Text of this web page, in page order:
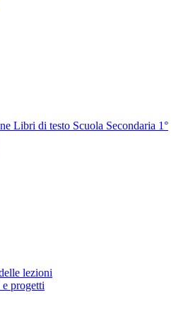
Libri di testo Scuola Secondaria 1°
lezioni
progetti